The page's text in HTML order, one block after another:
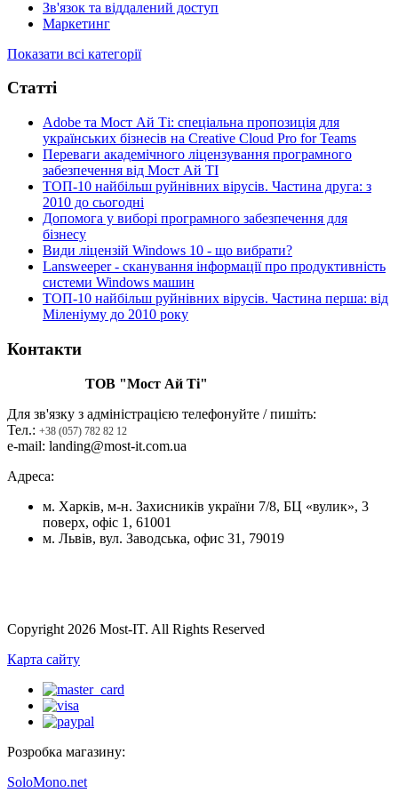
Зв'язок та віддалений доступ
Маркетинг
Показати всі категорії
Статті
Adobe та Мост Ай Ті: спеціальна пропозиція для
українських бізнесів на Creative Cloud Pro for Teams
Переваги академічного ліцензування програмного
забезпечення від Мост Ай ТІ
ТОП-10 найбільш руйнівних вірусів. Частина друга: з
2010 до сьогодні
Допомога у виборі програмного забезпечення для
бізнесу
Види ліцензій Windows 10 - що вибрати?
Lansweeper - сканування інформації про продуктивність
системи Windows машин
ТОП-10 найбільш руйнівних вірусів. Частина перша: від
Міленіуму до 2010 року
Контакти
ТОВ "Мост Ай Ті"
Для зв'язку з адміністрацією телефонуйте / пишіть:
Тел.: +38 (057) 782 82 12
e-mail: landing@most-it.com.ua
Адреса:
м. Харків, м-н. Захисників україни 7/8, БЦ «вулик», 3
поверх, офіс 1, 61001
м. Львів, вул. Заводська, офис 31, 79019
Copyright 2026 Most-IT. All Rights Reserved
Карта сайту
Розробка магазину:
SoloMono.net